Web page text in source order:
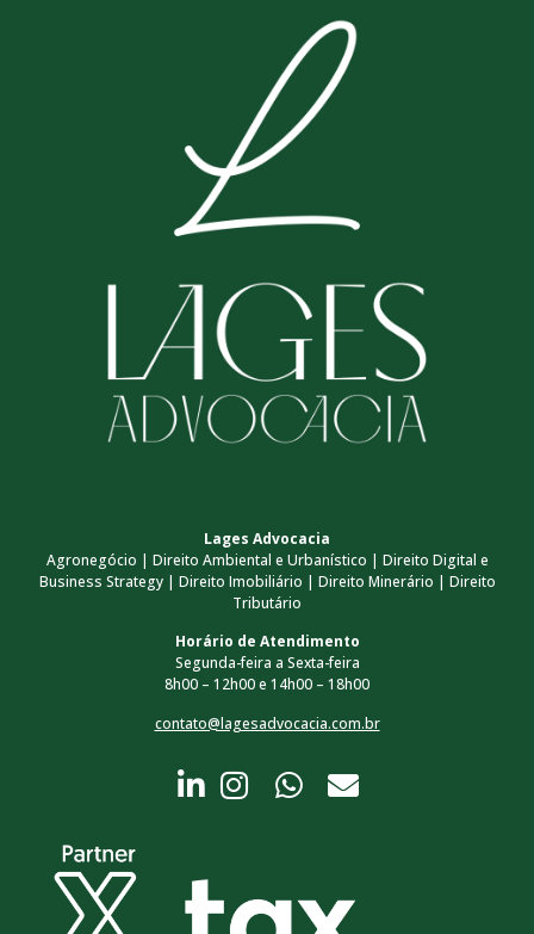
Lages Advocacia
Agronegócio | Direito Ambiental e Urbanístico | Direito Digital e
Business Strategy | Direito Imobiliário | Direito Minerário | Direito
Tributário
Horário de Atendimento
Segunda-feira a Sexta-feira
8h00 – 12h00 e 14h00 – 18h00
contato@lagesadvocacia.com.br